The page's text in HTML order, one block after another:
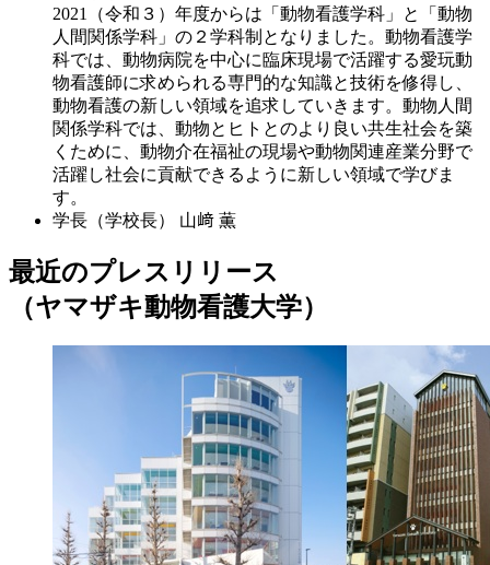
2021（令和３）年度からは「動物看護学科」と「動物
人間関係学科」の２学科制となりました。動物看護学
科では、動物病院を中心に臨床現場で活躍する愛玩動
物看護師に求められる専門的な知識と技術を修得し、
動物看護の新しい領域を追求していきます。動物人間
関係学科では、動物とヒトとのより良い共生社会を築
くために、動物介在福祉の現場や動物関連産業分野で
活躍し社会に貢献できるように新しい領域で学びま
す。
学長（学校長）
山﨑 薫
最近のプレスリリース
（ヤマザキ動物看護大学）